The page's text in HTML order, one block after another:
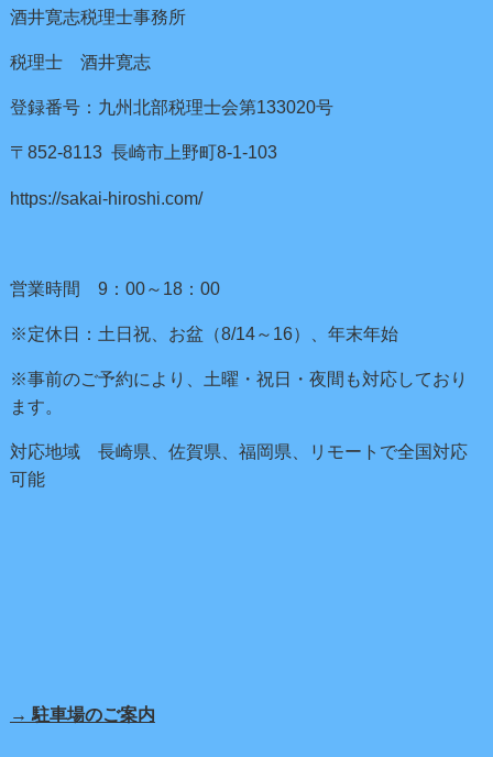
酒井寛志税理士事務所
税理士 酒井寛志
登録番号：九州北部税理士会第133020号
〒852-8113 長崎市上野町8-1-103
https://sakai-hiroshi.com/
営業時間 9：00～18：00
※定休日：土日祝、お盆（8/14～16）、年末年始
※事前のご予約により、土曜・祝日・夜間も対応しており
ます。
対応地域 長崎県、佐賀県、福岡県、リモートで全国対応
可能
→ 駐車場のご案内